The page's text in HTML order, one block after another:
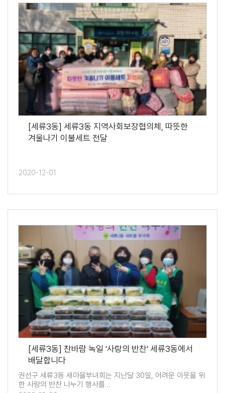
[세류3동] 세류3동 지역사회보장협의체, 따뜻한
겨울나기 이불세트 전달
2020-12-01
[세류3동] 찬바람 녹일 '사랑의 반찬' 세류3동에서
배달합니다
권선구 세류3동 새마을부녀회는 지난달 30일, 어려운 이웃을 위
한 사랑의 반찬 나누기 행사를…